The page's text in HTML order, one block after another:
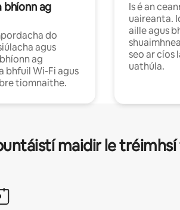
bhíonn ag
do
agus
ag
bhfuil Wi-Fi agus
tiomnaithe.
Is é an
uaireanta.
aille agus
seo ar cíos
uathúla.
maidir le